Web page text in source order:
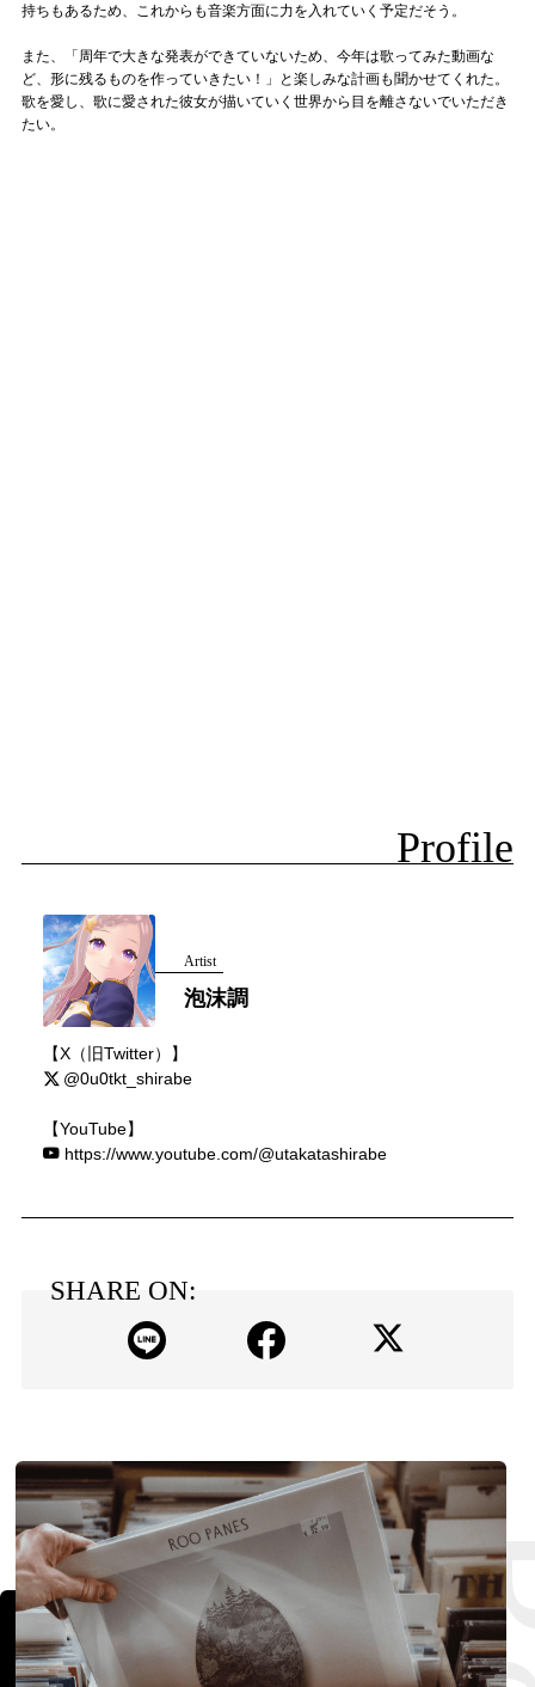
持ちもあるため、これからも音楽方面に力を入れていく予定だそう。
また、「周年で大きな発表ができていないため、今年は歌ってみた動画な
ど、形に残るものを作っていきたい！」と楽しみな計画も聞かせてくれた。
歌を愛し、歌に愛された彼女が描いていく世界から目を離さないでいただき
たい。
Profile
Artist
泡沫調
【X（旧Twitter）】
@0u0tkt_shirabe
【YouTube】
https://www.youtube.com/@utakatashirabe
SHARE ON: